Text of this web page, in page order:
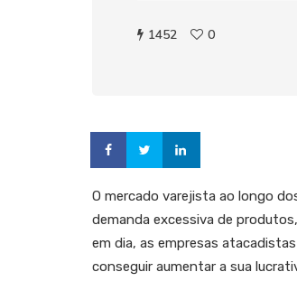
1452 0
O mercado varejista ao longo
demanda excessiva de
em dia, as empresas
conseguir aumentar a sua